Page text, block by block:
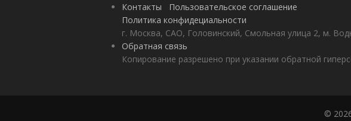
Контакты
Пользовательское соглашение
Политика конфидециальности
г. Москва, САО, Головинский, Смольная улица 2, м.
Обратная связь
Копирование разрешено при указании обратной
©